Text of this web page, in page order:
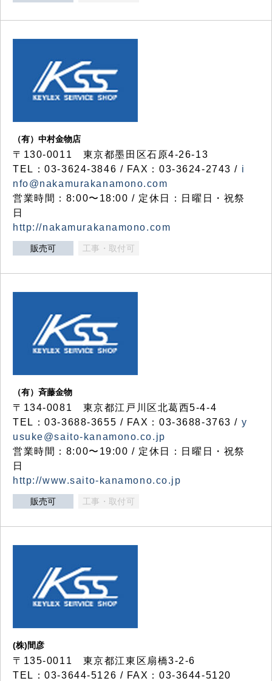
（有）中村金物店
〒130-0011 東京都墨田区石原4-26-13
TEL：03-3624-3846 / FAX：03-3624-2743 / i
nfo@nakamurakanamono.com
営業時間：8:00〜18:00 / 定休日：日曜日・祝祭
日
http://nakamurakanamono.com
販売可 工事・取付可
（有）斉藤金物
〒134-0081 東京都江戸川区北葛西5-4-4
TEL：03-3688-3655 / FAX：03-3688-3763 / y
usuke@saito-kanamono.co.jp
営業時間：8:00〜19:00 / 定休日：日曜日・祝祭
日
http://www.saito-kanamono.co.jp
販売可 工事・取付可
(株)間彦
〒135-0011 東京都江東区扇橋3-2-6
TEL：03-3644-5126 / FAX：03-3644-5120